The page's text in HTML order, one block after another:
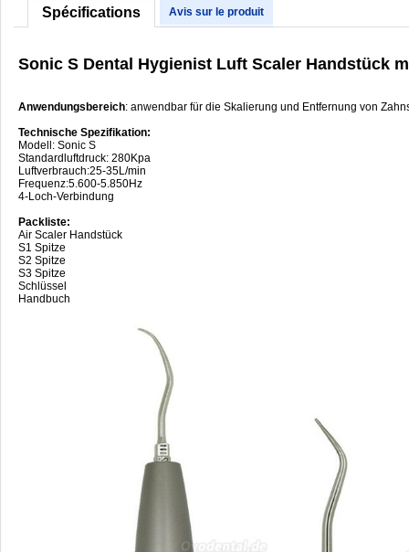
Spécifications Avis sur le produit
Sonic S Dental Hygienist Luft Scaler Handstück
Anwendungsbereich: anwendbar für die Skalierung und Entfernung von
Technische Spezifikation:
Modell: Sonic S
Standardluftdruck: 280Kpa
Luftverbrauch:25-35L/min
Frequenz:5.600-5.850Hz
4-Loch-Verbindung
Packliste:
Air Scaler Handstück
S1 Spitze
S2 Spitze
S3 Spitze
Schlüssel
Handbuch